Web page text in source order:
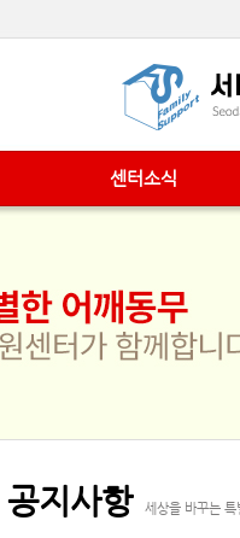
센터소식
공지사항 세상을 바꾸는